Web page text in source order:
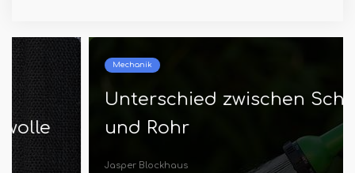
Mechanik
Unterschied zwischen Schlauch
und Rohr
Jasper Blockhaus